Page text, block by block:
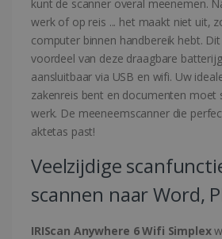
kunt de scanner overal meenemen.
werk of op reis ... het maakt niet uit,
computer binnen handbereik hebt.
voordeel van deze draagbare
aansluitbaar via USB en wifi. Uw
zakenreis bent en documenten moet
werk. De meeneemscanner die
aktetas past!
Veelzijdige
scannen naar Word,
IRIScan Anywhere 6 Wifi Simplex